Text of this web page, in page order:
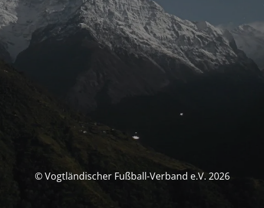
© Vogtländischer Fußball-Verband e.V. 2026